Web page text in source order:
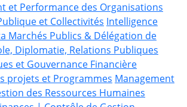
et Performance des Organisations
et Collectivités Intelligence
Marchés Publics & Délégation de
Diplomatie, Relations Publiques
et Gouvernance Financière
projets et Programmes Management
des Ressources Humaines